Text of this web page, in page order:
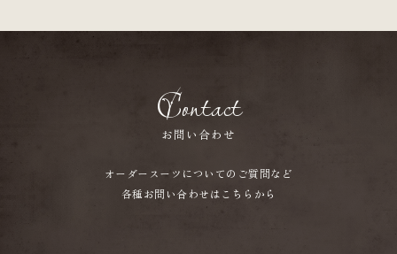
Contact
お問い合わせ
オーダースーツについてのご質問など
各種お問い合わせはこちらから